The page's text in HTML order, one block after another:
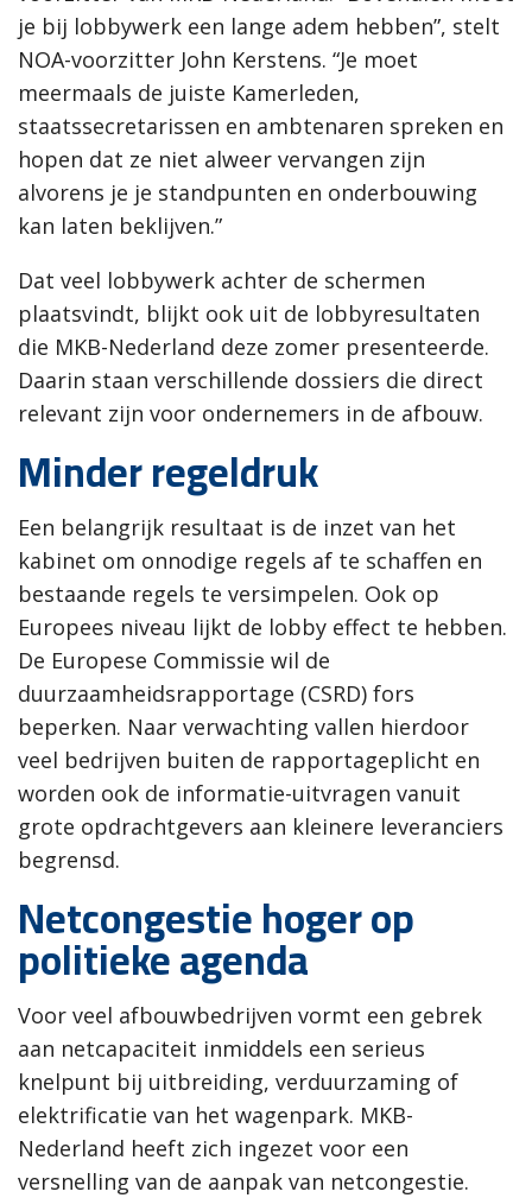
je bij lobbywerk een lange adem hebben”, stelt
NOA-voorzitter John Kerstens. “Je moet
meermaals de juiste Kamerleden,
staatssecretarissen en ambtenaren spreken en
hopen dat ze niet alweer vervangen zijn
alvorens je je standpunten en onderbouwing
kan laten beklijven.”
Dat veel lobbywerk achter de schermen
plaatsvindt, blijkt ook uit de lobbyresultaten
die MKB-Nederland deze zomer presenteerde.
Daarin staan verschillende dossiers die direct
relevant zijn voor ondernemers in de afbouw.
Minder regeldruk
Een belangrijk resultaat is de inzet van het
kabinet om onnodige regels af te schaffen en
bestaande regels te versimpelen. Ook op
Europees niveau lijkt de lobby effect te hebben.
De Europese Commissie wil de
duurzaamheidsrapportage (CSRD) fors
beperken. Naar verwachting vallen hierdoor
veel bedrijven buiten de rapportageplicht en
worden ook de informatie-uitvragen vanuit
grote opdrachtgevers aan kleinere leveranciers
begrensd.
Netcongestie hoger op
politieke agenda
Voor veel afbouwbedrijven vormt een gebrek
aan netcapaciteit inmiddels een serieus
knelpunt bij uitbreiding, verduurzaming of
elektrificatie van het wagenpark. MKB-
Nederland heeft zich ingezet voor een
versnelling van de aanpak van netcongestie.